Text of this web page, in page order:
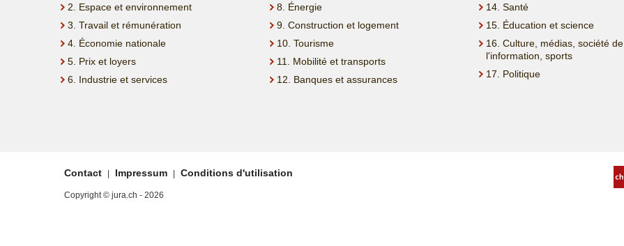
2. Espace et environnement
3. Travail et rémunération
4. Économie nationale
5. Prix et loyers
6. Industrie et services
8. Énergie
9. Construction et logement
10. Tourisme
11. Mobilité et transports
12. Banques et assurances
14. Santé
15. Éducation et science
16. Culture, médias, société de
l'information, sports
17. Politique
Contact | Impressum | Conditions d'utilisation
Copyright © jura.ch - 2026